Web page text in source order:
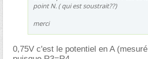
point N. ( qui est soustrait??)
merci
0,75V c'est le potentiel en A